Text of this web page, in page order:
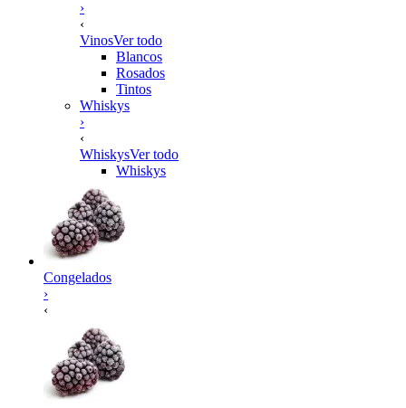
›
‹
VinosVer todo
Blancos
Rosados
Tintos
Whiskys
›
‹
WhiskysVer todo
Whiskys
Congelados
›
‹